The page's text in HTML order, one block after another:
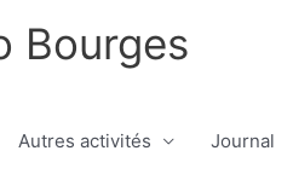
Bourges
Autres activités Journal